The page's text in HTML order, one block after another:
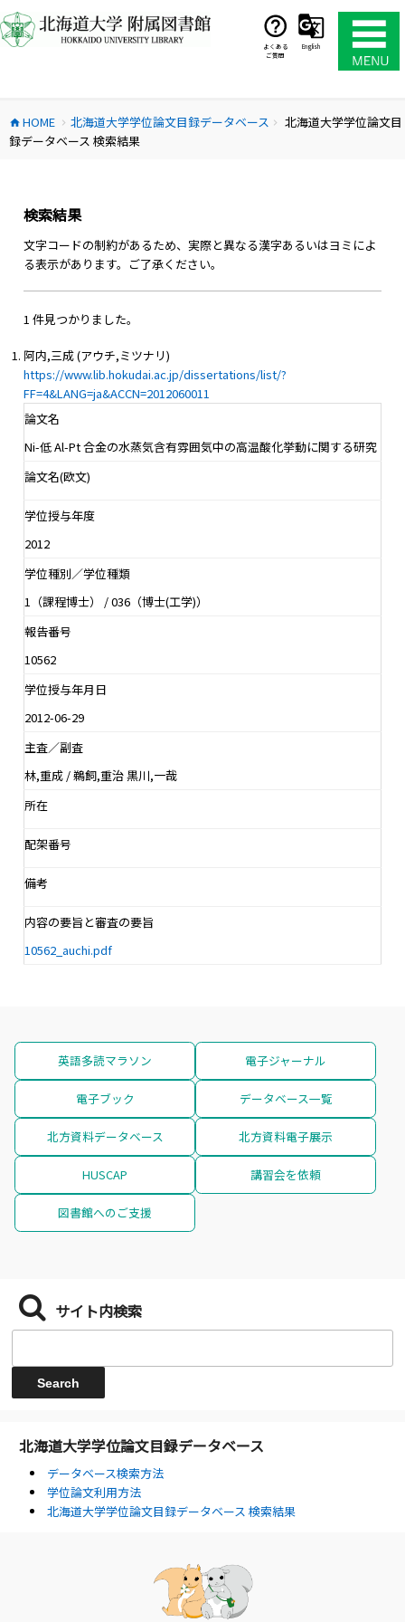
ン
テ
ス
キ
よくある
ご質問
English
home HOME chevron_right 北海道大学学位論文目録データベース chevron_right
北海道大学学位論文目
録データベース 検索結果
検索結果
文字コードの制約があるため、実際と異なる漢字あるいはヨミによ
る表示があります。ご了承ください。
1 件見つかりました。
阿内,三成 (アウチ,ミツナリ)
https://www.lib.hokudai.ac.jp/dissertations/list/?
FF=4&LANG=ja&ACCN=2012060011
論文名
Ni-低 Al-Pt 合金の水蒸気含有雰囲気中の高温酸化挙動に関する研究
論文名(欧文)
学位授与年度
2012
学位種別／学位種類
1（課程博士） / 036（博士(工学)）
報告番号
10562
学位授与年月日
2012-06-29
主査／副査
林,重成 / 鵜飼,重治 黒川,一哉
所在
配架番号
備考
内容の要旨と審査の要旨
10562_auchi.pdf
英語多読マラソン 電子ジャーナル
電子ブック データベース一覧
北方資料データベース 北方資料電子展示
HUSCAP 講習会を依頼
図書館へのご支援
サイト内検索
北海道大学学位論文目録データベース
データベース検索方法
学位論文利用方法
北海道大学学位論文目録データベース 検索結果